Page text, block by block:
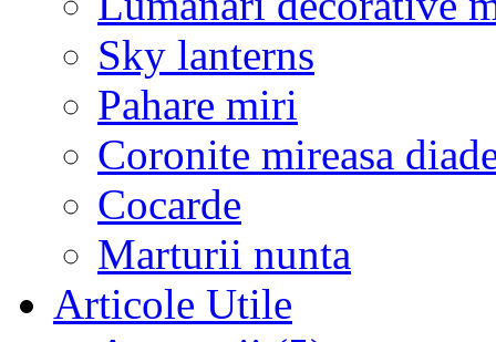
Sky lanterns
Pahare miri
Coronite mireasa
Cocarde
Marturii nunta
Articole Utile